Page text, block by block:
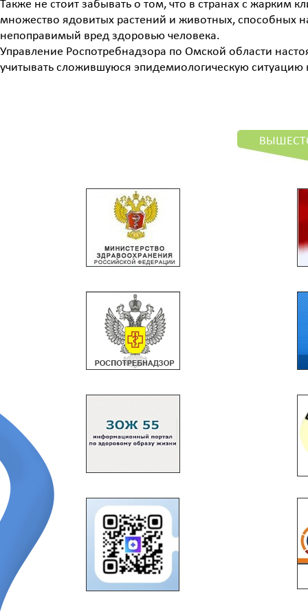
Также не стоит забывать о том, что в странах с жарким
множество ядовитых растений и животных, способных
непоправимый вред здоровью человека.
Управление Роспотребнадзора по Омской области
учитывать сложившуюся эпидемиологическую